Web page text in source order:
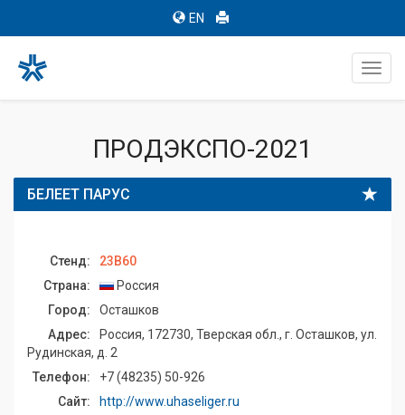
EN
ПРОДЭКСПО-2021
БЕЛЕЕТ ПАРУС
Стенд:
23B60
Страна:
Россия
Город:
Осташков
Адрес:
Россия, 172730, Тверская обл., г. Осташков, ул.
Рудинская, д. 2
Телефон:
+7 (48235) 50-926
Сайт:
http://www.uhaseliger.ru